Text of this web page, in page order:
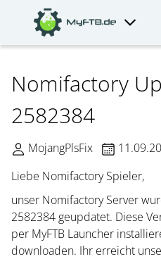
Nomifactory
2582384
MojangPlsFix
Liebe Nomifactory Spieler,
unser Nomifactory Server
2582384 geupdatet. Diese
per MyFTB Launcher
downloaden. Ihr erreicht